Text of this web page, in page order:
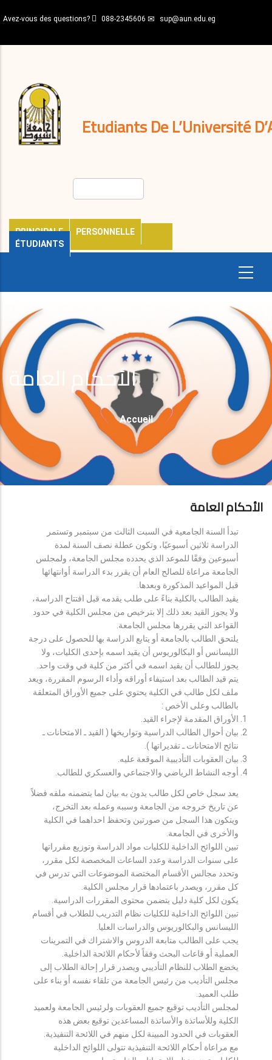
au
principal
Avez-vous des questions? 088-2345606 sup@aun.edu.eg
Etudiants De L’Université
PRINCIPALE
PERSONNELLE
ÉTUDIANTS
décisions
Expatriés
Journal
الأحكام العامة
Fil
D'Ariane
Accueil
الأحكام العامة
تبدأ السنة الجامعية في السبت الثالث من سبتمبر وتستمر
الدراسة ثلاثين أسبوعيًا، وتكون عطلة نصف السنة لمدة
أسبوعين وفقًا للموعد الذي يحدده مجلس الجامعة، ولمجلس
الجامعة مراعاة للصالح العام أن يقرر بدء الدراسة أوانتهائها
قبل المواعيد المذكورة وبعدها.
يقيد الطالب بالكلية بناءً على طلب يقدمه قبل افتتاح الدراسة،
ولا يجوز القيد بعد ذلك إلا بترخيص من مجلس الكلية في حدود
القواعد التي يقررها مجلس الجامعة.
يلتحق الطالب بالجامعة أو يتابع الدراسة بها للحصول على درجة
الليسانس أو البكالوريوس أن يقيد اسمه بإحدى الكليات، ولا
يجوز للطالب أن يقيد اسمه في أكثر من كلية في وقت واحد.
يتم قيد الطالب بعد استيفاء أوراقه وأداء الرسوم المقررة، ويعد
ملف لكل طالب في الكلية يحتوي على جميع الأوراق المتعلقة
بالطالب وعلى الأخص :
الأوراق المقدمة لإجراء القيد.
بيان أحوال الطالب الدراسية وتواريخها ( القيد ـ الامتحانات ـ
نتائح الامتحانات ـ تقديراتها ).
بيان العقوبات التأديبية الموقعة عليه.
أوجه النشاط الرياضي والاجتماعي والعسكري للطالب.
يعد سجل خاص لكل طالب يدون به بيان لما يتضمنه ملفه فضلاً
عن تاريخ خروجه من الجامعة وسببه وعمله بعد التخرج،
ويتكون هذا السجل من صورتين وتحفظ احداهما في الكلية
والأخرى في الجامعة.
تبين اللوائح الداخلية للكليات مواد الدراسة وتوزيع مقرراتها
على سنوات الدراسة وعدد الساعات المخصصة لكل مقرر،
وتحدد مجالس الأقسام المختصة الموضوعات التي تدرس في
كل مقرر، ويصدر باعتمادها قرار مجلس الكلية.
يكون لكل كلية دليل يتضمن محتوى المقررات الدراسية.
تبين اللوائح الداخلية للكليات نظام التدريب للطلاب في أقسام
الليسانس والبكالوريوس والدراسات العليا.
يجب على الطالب متابعة الدروس والاشتراك في التمرينات
العملية أو قاعات البحث وفقاً لأحكام اللائحة الداخلية.
يخضع الطلاب للنظام التأديبي ويصدر قرار إحالة الطلاب إلى
مجلس التأديب من رئيس الجامعة من تلقاء نفسه أو بناء على
طلب العميد.
لمجلس التأديب توقيع جميع العقوبات ولرئيس الجامعة ولعميد
الكلية وللأساتذة والأساتذة المساعدين توقيع بعض هذه
العقوبات في الحدود المبينة لكل منهم في اللائحة التنفيذية.
مع مراعاة أحكام اللائحة التنفيذية تتولى اللوائح الداخلية